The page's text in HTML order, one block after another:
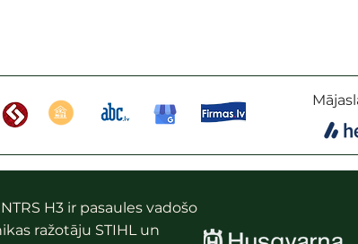
H3 ir pasaules vadošo
ražotāju STIHL un